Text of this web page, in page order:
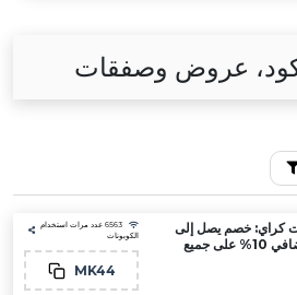
عروض وصفقات
يصل إلى
خصم إضافي 10% على جميع
6563 عدد مرات استخدام
الكوبونات
MK44